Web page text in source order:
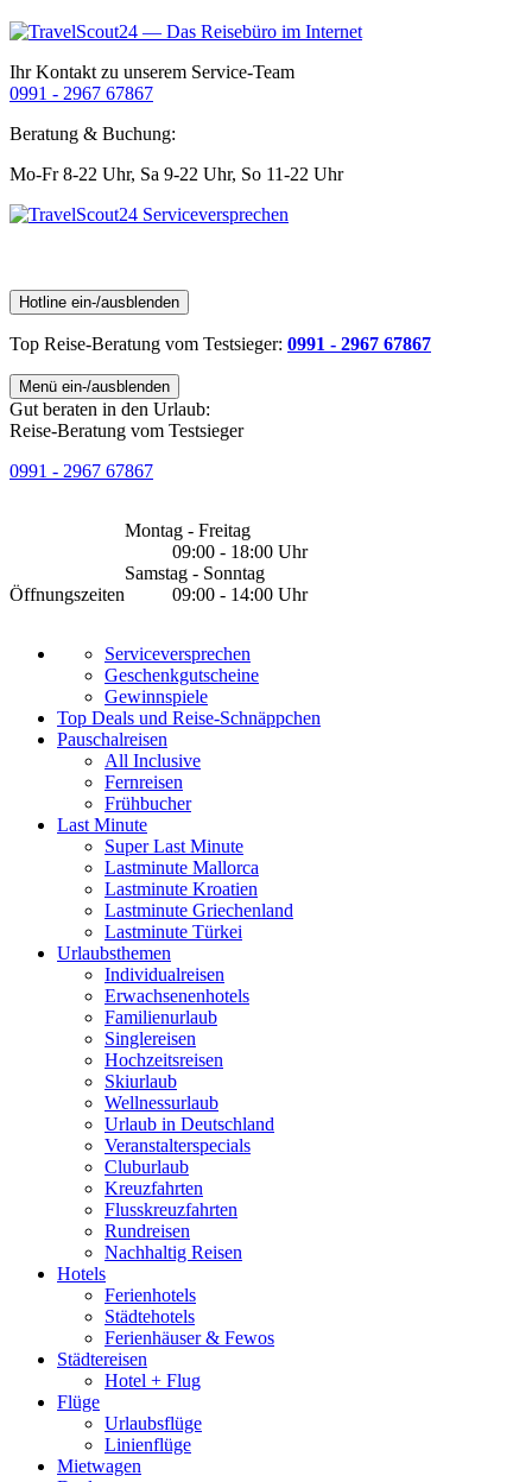
Ihr Kontakt zu unserem Service-Team
0991 - 2967 67867
Beratung & Buchung:
Mo-Fr 8-22 Uhr, Sa 9-22 Uhr, So 11-22 Uhr
Hotline ein-/ausblenden
Top Reise-Beratung vom Testsieger: 0991 - 2967 67867
Menü ein-/ausblenden
Gut beraten in den Urlaub:
Reise-Beratung vom Testsieger
0991 - 2967 67867
Öffnungszeiten
Montag - Freitag
09:00 - 18:00 Uhr
Samstag - Sonntag
09:00 - 14:00 Uhr
Serviceversprechen
Geschenkgutscheine
Gewinnspiele
Top Deals und Reise-Schnäppchen
Pauschalreisen
All Inclusive
Fernreisen
Frühbucher
Last Minute
Super Last Minute
Lastminute Mallorca
Lastminute Kroatien
Lastminute Griechenland
Lastminute Türkei
Urlaubsthemen
Individualreisen
Erwachsenenhotels
Familienurlaub
Singlereisen
Hochzeitsreisen
Skiurlaub
Wellnessurlaub
Urlaub in Deutschland
Veranstalterspecials
Cluburlaub
Kreuzfahrten
Flusskreuzfahrten
Rundreisen
Nachhaltig Reisen
Hotels
Ferienhotels
Städtehotels
Ferienhäuser & Fewos
Städtereisen
Hotel + Flug
Flüge
Urlaubsflüge
Linienflüge
Mietwagen